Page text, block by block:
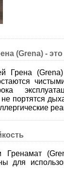
(Grena) - это
Грена
портятся
Гренамат
для